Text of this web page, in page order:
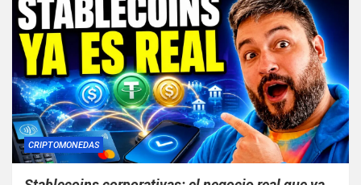
CRIPTOMONEDAS